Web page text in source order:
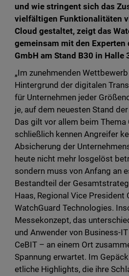
und wie stringent sich das
vielfältigen Funktionalitäten
Cloud gestaltet, zeigt das
gemeinsam mit den Experten
GmbH am Stand B30 in Halle
„Im zunehmenden
Hintergrund der digitalen
für Unternehmen jeder
je, auf dem neuesten Stand
Das gilt vor allem beim
schließlich kennen Angreifer
Absicherung der
heute nicht mehr losgelöst
sondern muss von Anfang an
Bestandteil der
Haas, Regional Vice President
WatchGuard Technologies.
Messekonzept, das
und Anwender von Business-
CeBIT – an einem Ort
Spannung erwartet. Im
etliche Highlights, die ihre